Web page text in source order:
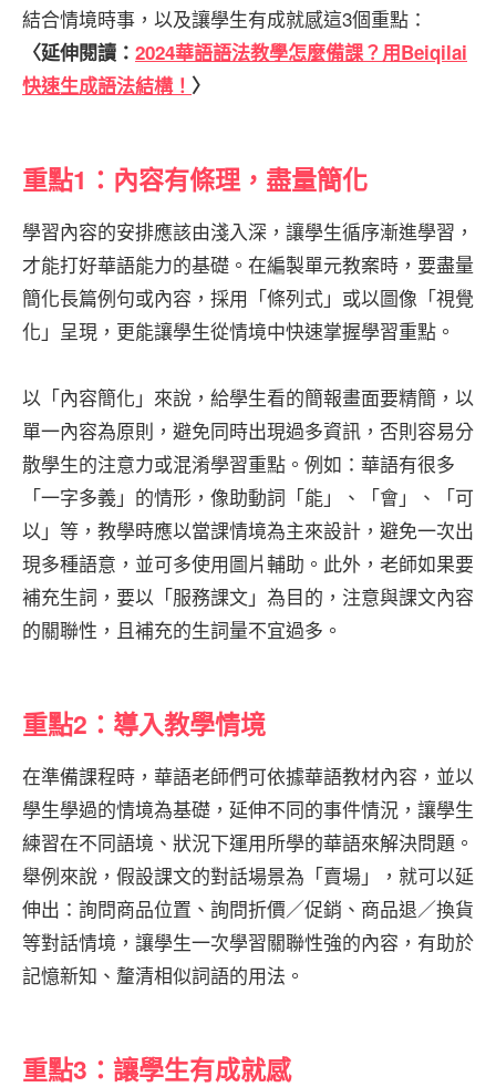
結合情境時事，以及讓學生有成就感這3個重點：
〈延伸閱讀： 2024華語語法教學怎麼備課？用Beiqilai
快速生成語法結構！ 〉
重點1：內容有條理，盡量簡化
學習內容的安排應該由淺入深，讓學生循序漸進學習，
才能打好華語能力的基礎。在編製單元教案時，要盡量
簡化長篇例句或內容，採用「條列式」或以圖像「視覺
化」呈現，更能讓學生從情境中快速掌握學習重點。
以「內容簡化」來說，給學生看的簡報畫面要精簡，以
單一內容為原則，避免同時出現過多資訊，否則容易分
散學生的注意力或混淆學習重點。例如：華語有很多
「一字多義」的情形，像助動詞「能」、「會」、「可
以」等，教學時應以當課情境為主來設計，避免一次出
現多種語意，並可多使用圖片輔助。此外，老師如果要
補充生詞，要以「服務課文」為目的，注意與課文內容
的關聯性，且補充的生詞量不宜過多。
重點2：導入教學情境
在準備課程時，華語老師們可依據華語教材內容，並以
學生學過的情境為基礎，延伸不同的事件情況，讓學生
練習在不同語境、狀況下運用所學的華語來解決問題。
舉例來說，假設課文的對話場景為「賣場」，就可以延
伸出：詢問商品位置、詢問折價／促銷、商品退／換貨
等對話情境，讓學生一次學習關聯性強的內容，有助於
記憶新知、釐清相似詞語的用法。
重點3：讓學生有成就感